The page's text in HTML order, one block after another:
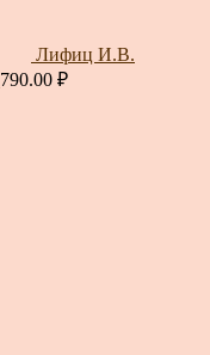
Лифиц И.В.
790.00 ₽